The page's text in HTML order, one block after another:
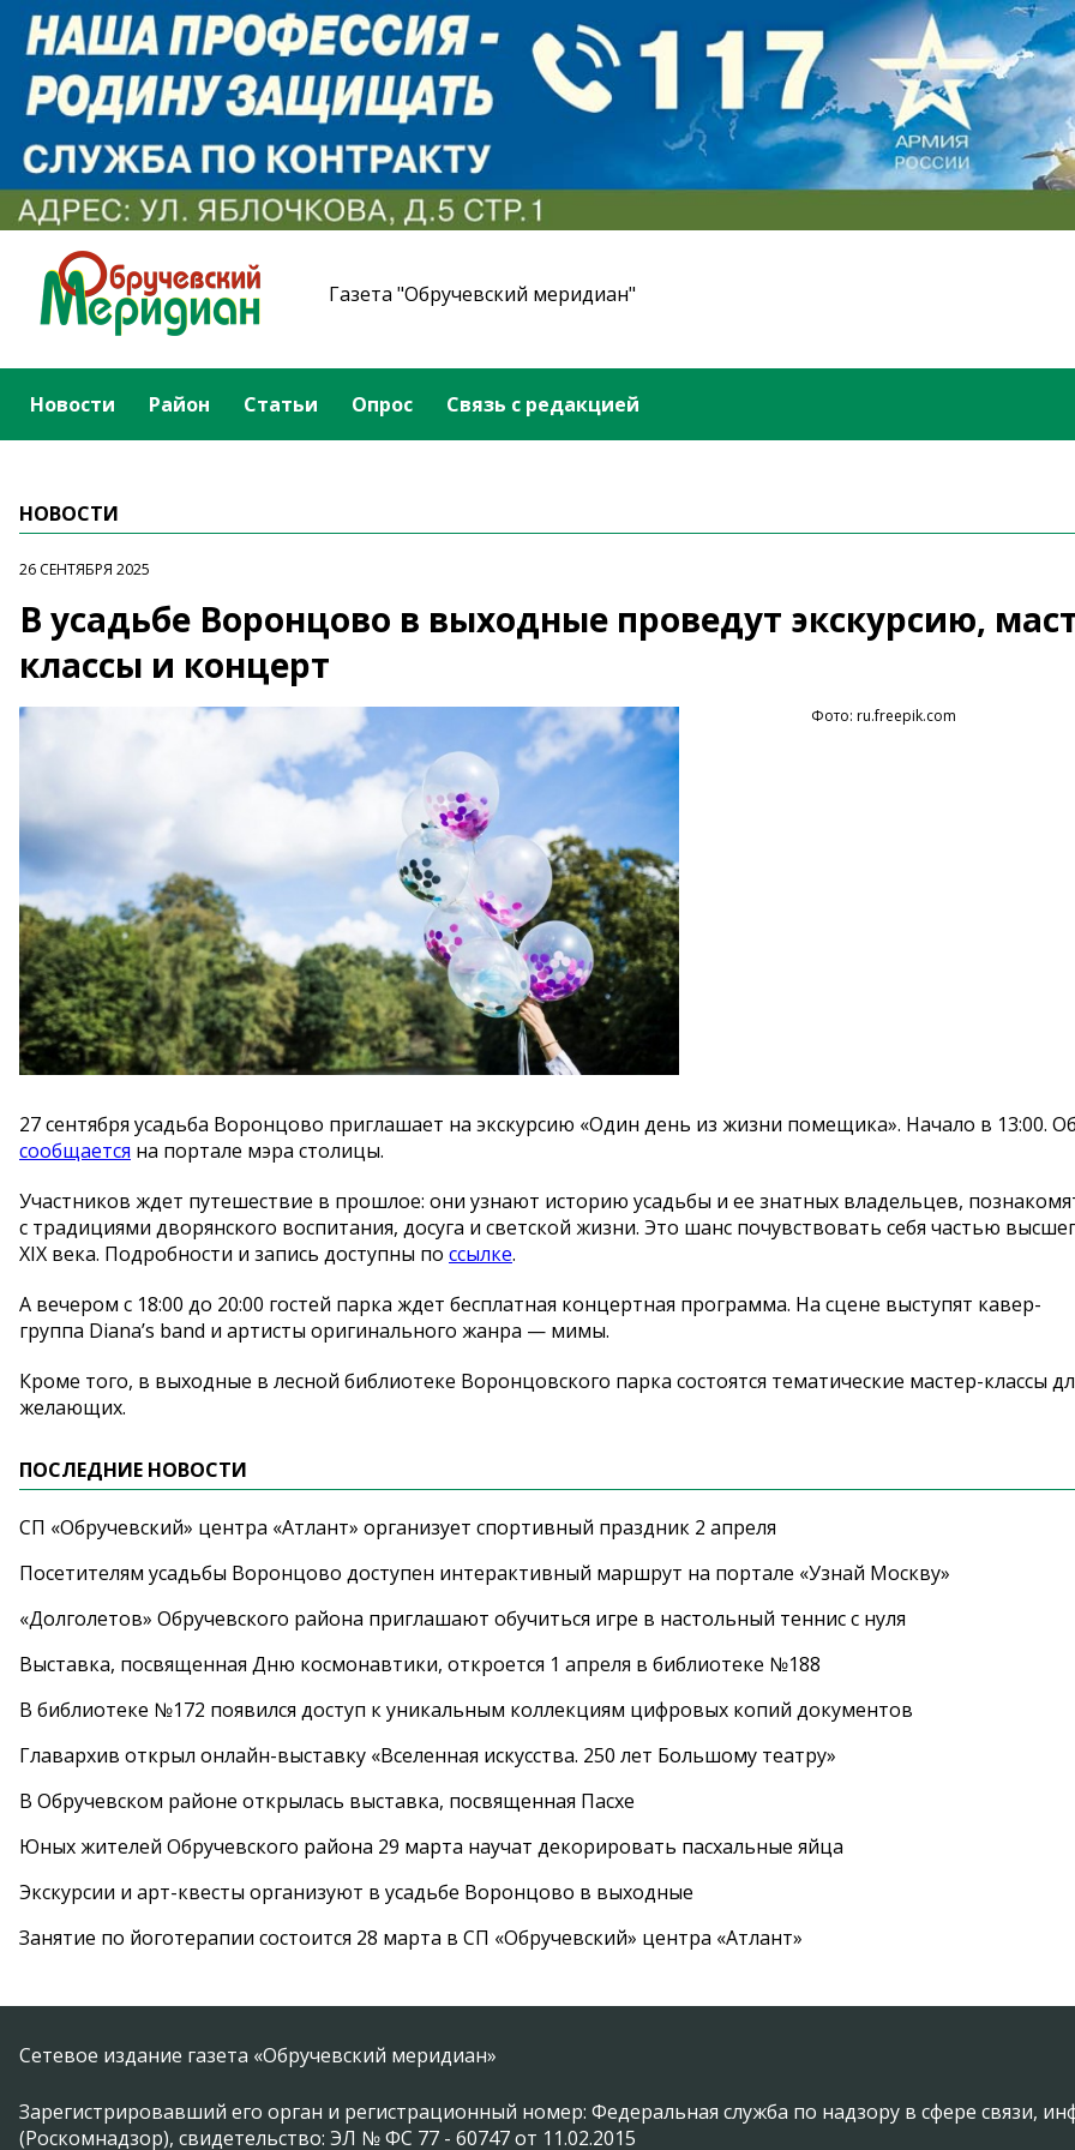
Газета "Обручевский меридиан"
Новости Район Статьи Опрос Связь с редакцией
НОВОСТИ
26 СЕНТЯБРЯ 2025
В усадьбе Воронцово в выходные проведут экскурсию,
классы и концерт
Фото: ru.freepik.com
27 сентября усадьба Воронцово приглашает на экскурсию «Один день из жизни помещика». Начало в 13:00.
сообщается на портале мэра столицы.
Участников ждет путешествие в прошлое: они узнают историю усадьбы и ее знатных владельцев,
с традициями дворянского воспитания, досуга и светской жизни. Это шанс почувствовать себя частью
XIX века. Подробности и запись доступны по ссылке.
А вечером с 18:00 до 20:00 гостей парка ждет бесплатная концертная программа. На сцене выступят кавер-
группа Diana’s band и артисты оригинального жанра — мимы.
Кроме того, в выходные в лесной библиотеке Воронцовского парка состоятся тематические мастер-классы
желающих.
ПОСЛЕДНИЕ НОВОСТИ
СП «Обручевский» центра «Атлант» организует спортивный праздник 2 апреля
Посетителям усадьбы Воронцово доступен интерактивный маршрут на портале «Узнай Москву»
«Долголетов» Обручевского района приглашают обучиться игре в настольный теннис с нуля
Выставка, посвященная Дню космонавтики, откроется 1 апреля в библиотеке №188
В библиотеке №172 появился доступ к уникальным коллекциям цифровых копий документов
Главархив открыл онлайн-выставку «Вселенная искусства. 250 лет Большому театру»
В Обручевском районе открылась выставка, посвященная Пасхе
Юных жителей Обручевского района 29 марта научат декорировать пасхальные яйца
Экскурсии и арт-квесты организуют в усадьбе Воронцово в выходные
Занятие по йоготерапии состоится 28 марта в СП «Обручевский» центра «Атлант»
Сетевое издание газета «Обручевский меридиан»
Зарегистрировавший его орган и регистрационный номер: Федеральная служба по надзору в сфере связи,
(Роскомнадзор), свидетельство: ЭЛ № ФС 77 - 60747 от 11.02.2015